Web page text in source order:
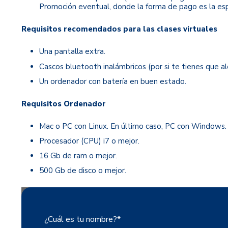
Promoción eventual, donde la forma de pago es la
Requisitos recomendados para las clases virtuales
Una pantalla extra.
Cascos bluetooth inalámbricos (por si te tienes que
Un ordenador con batería en buen estado.
Requisitos Ordenador
Mac o PC con Linux. En último caso, PC con Windows.
Procesador (CPU) i7 o mejor.
16 Gb de ram o mejor.
500 Gb de disco o mejor.
¿Cuál es tu nombre?*